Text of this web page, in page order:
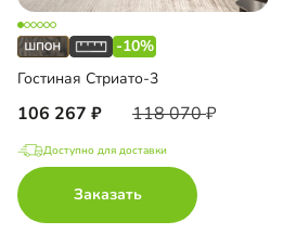
-10%
Гостиная Стриато-3
106 267 118 070
Доступно для доставки
Заказать